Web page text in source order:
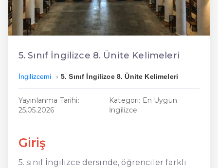
En Kolay İngilizce
En Ucuz İngilizce
En Uygun İngilizce
Hızlı İngilizce
5. Sınıf İngilizce 8. Ünite Kelimeleri
İngilizcemi 5. Sınıf İngilizce 8. Ünite Kelimeleri
Yayınlanma Tarihi:
25.05.2026
Kategori: En Uygun
İngilizce
Giriş
5. sınıf İngilizce dersinde, öğrenciler farklı